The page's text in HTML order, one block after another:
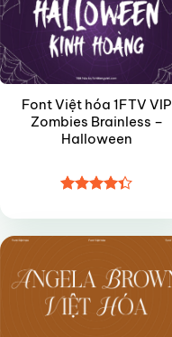
Font Việt hóa 1FTV VIP
Zombies Brainless –
Halloween
hạng4.35
5 sao